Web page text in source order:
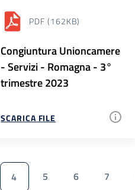
PDF (162KB)
Congiuntura Unioncamere
- Servizi - Romagna - 3°
trimestre 2023
SCARICA FILE
4 5 6 7